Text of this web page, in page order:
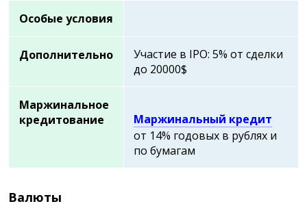
Особые условия
Дополнительно
Участие в IPO: 5% от сделки
до 20000$
Маржинальное
кредитование
Маржинальный кредит
от 14% годовых в рублях и
по бумагам
Валюты